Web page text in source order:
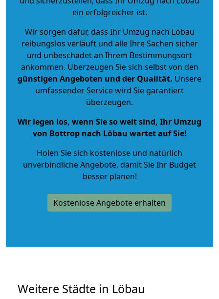
ein erfolgreicher ist.
Wir sorgen dafür, dass Ihr Umzug nach Löbau
reibungslos verläuft und alle Ihre Sachen sicher
und unbeschadet an Ihrem Bestimmungsort
ankommen. Überzeugen Sie sich selbst von den
günstigen Angeboten und der Qualität. Unsere
umfassender Service wird Sie garantiert
überzeugen.
Wir legen los, wenn Sie so weit sind, Ihr Umzug
von Bottrop nach Löbau wartet auf Sie!
Holen Sie sich kostenlose und natürlich
unverbindliche Angebote, damit Sie Ihr Budget
besser planen!
Kostenlose Angebote erhalten
Weitere Städte in Löbau